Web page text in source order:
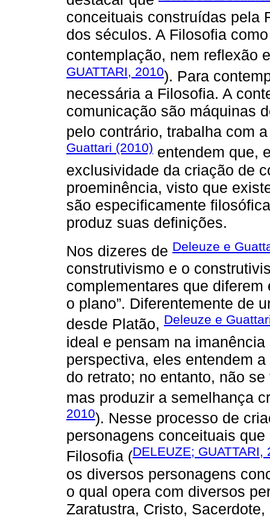
conceituais construídas pela
dos séculos. A Filosofia
contemplação, nem reflexão
GUATTARI, 2010). Para
necessária a Filosofia. A
comunicação são máquinas
pelo contrário, trabalha com
Guattari (2010) entendem que,
exclusividade da criação de
proeminência, visto que
são especificamente
produz suas definições.
Nos dizeres de Deleuze e
construtivismo e o
complementares que
o plano”. Diferentemente de
desde Platão, Deleuze e
ideal e pensam na
perspectiva, eles entendem
do retrato; no entanto, não
mas produzir a semelhança
2010). Nesse processo de
personagens conceituais
Filosofia (DELEUZE; GUATTARI,
os diversos personagens
o qual opera com diversos
Zaratustra, Cristo,